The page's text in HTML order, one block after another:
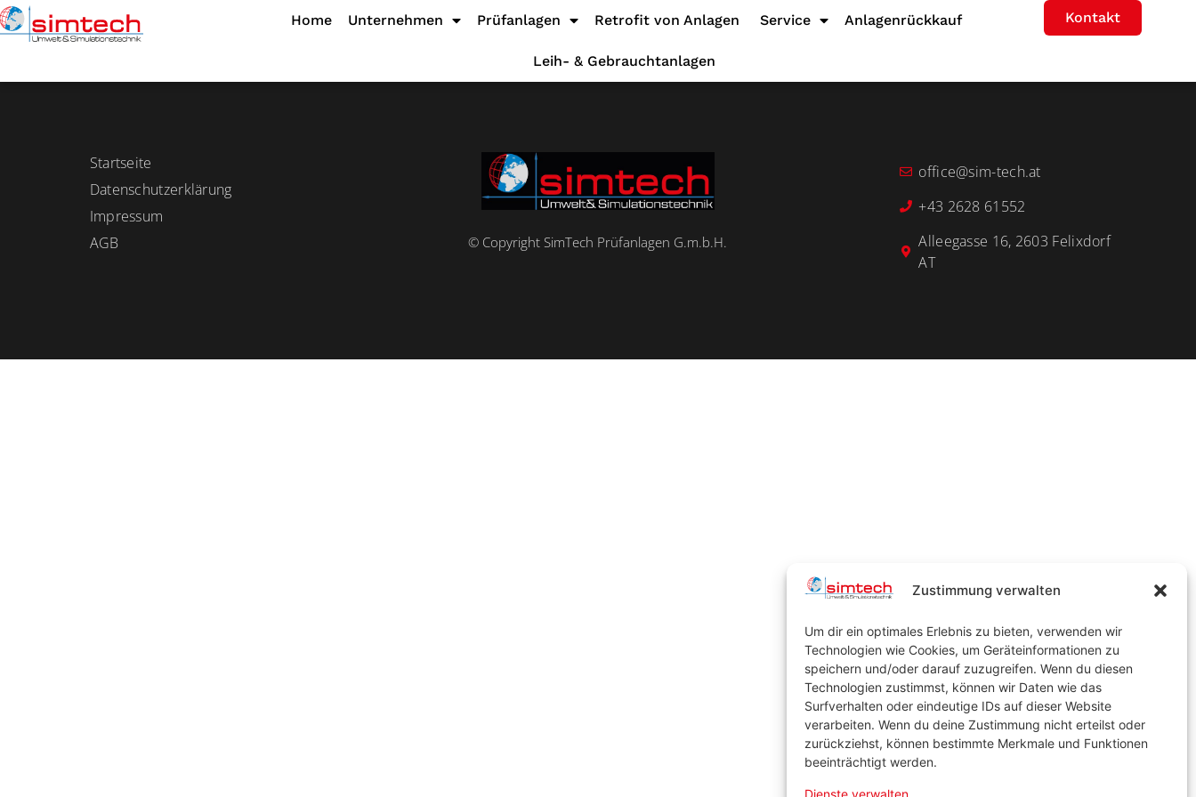
Zustimmung verwalten
Um dir ein optimales Erlebnis zu bieten, verwenden wir
Technologien wie Cookies, um Geräteinformationen zu
speichern und/oder darauf zuzugreifen. Wenn du diesen
Technologien zustimmst, können wir Daten wie das
Surfverhalten oder eindeutige IDs auf dieser Website
verarbeiten. Wenn du deine Zustimmung nicht erteilst oder
zurückziehst, können bestimmte Merkmale und Funktionen
beeinträchtigt werden.
Dienste verwalten
Home Unternehmen Prüfanlagen Retrofit von Anlagen Service Anlagenrückkauf
Leih- & Gebrauchtanlagen
Kontakt
Kontakt
Startseite
Datenschutzerklärung
Impressum
AGB
© Copyright SimTech Prüfanlagen G.m.b.H.
office@sim-tech.at
+43 2628 61552
Alleegasse 16, 2603 Felixdorf
AT